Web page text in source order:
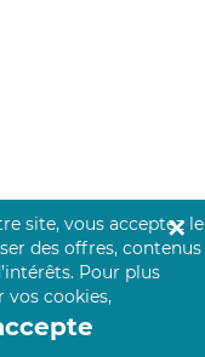
accompagne par
site, vous acceptez le
des offres, contenus
Pour plus
vos cookies,
✕